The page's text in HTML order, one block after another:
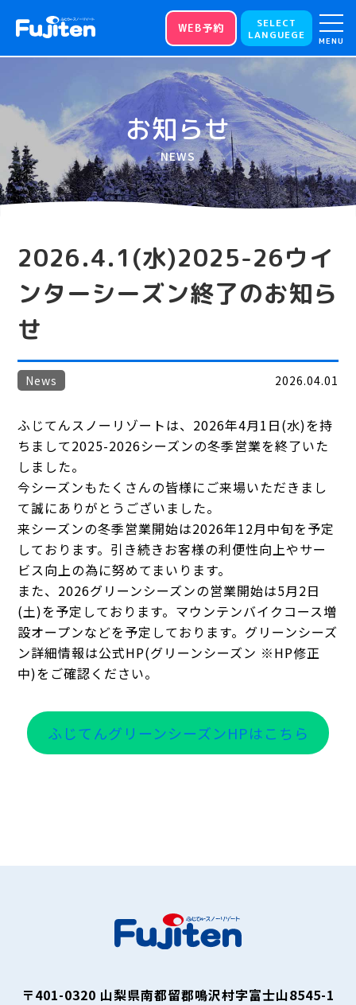
WEB予約
SELECT
LANGUEGE
MENU
お知らせ
NEWS
2026.4.1(水)2025-26ウイ
ンターシーズン終了のお知ら
せ
News 2026.04.01
ふじてんスノーリゾートは、2026年4月1日(水)を持
ちまして2025-2026シーズンの冬季営業を終了いた
しました。
今シーズンもたくさんの皆様にご来場いただきまし
て誠にありがとうございました。
来シーズンの冬季営業開始は2026年12月中旬を予定
しております。引き続きお客様の利便性向上やサー
ビス向上の為に努めてまいります。
また、2026グリーンシーズンの営業開始は5月2日
(土)を予定しております。マウンテンバイクコース増
設オープンなどを予定しております。グリーンシーズ
ン詳細情報は公式HP(グリーンシーズン ※HP修正
中)をご確認ください。
ふじてんグリーンシーズンHPはこちら
〒401-0320 山梨県南都留郡鳴沢村字富士山8545-1